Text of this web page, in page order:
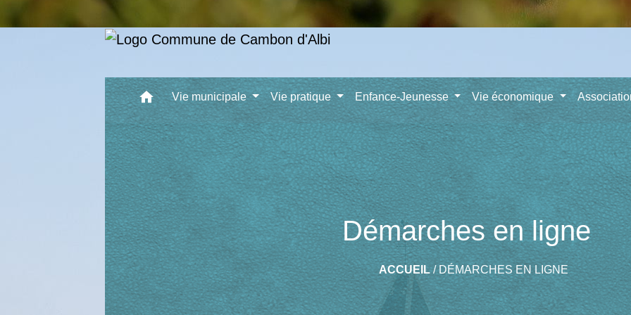
home Vie municipale Vie pratique Enfance-Jeunesse Vie économique
Démarches en ligne
ACCUEIL/DÉMARCHES EN LIGNE